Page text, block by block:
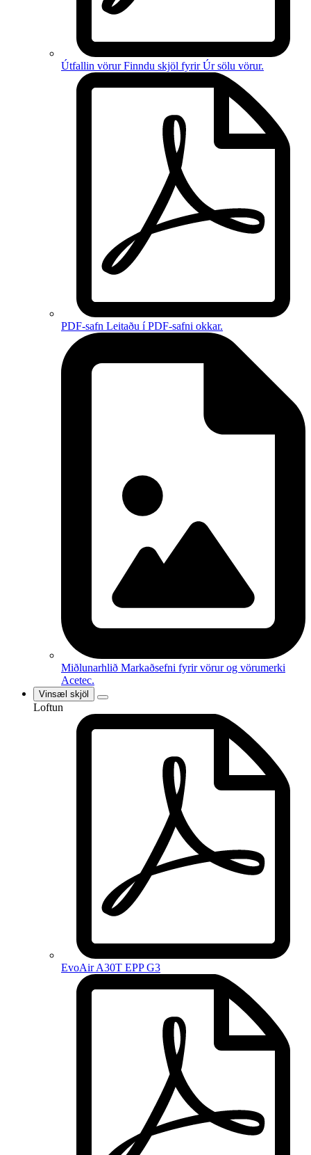
Útfallin vörur Finndu skjöl fyrirÚr sölu vörur.
PDF-safn Leitaðu í PDF-safni okkar.
Miðlunarhlið Markaðsefni fyrir vörur og vörumerki
Acetec.
Vinsæl skjöl
Loftun
EvoAir A30T EPP G3